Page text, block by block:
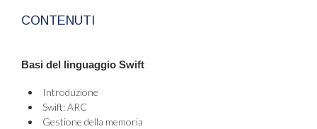
CONTENUTI
Basi del linguaggio Swift
Introduzione
Swift: ARC
Gestione della memoria